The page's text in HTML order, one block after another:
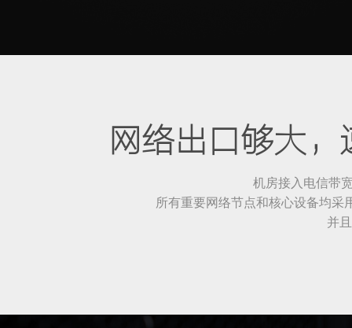
网络出口够大
机房接入电信带
所有重要网络节点和核心设备均采
并